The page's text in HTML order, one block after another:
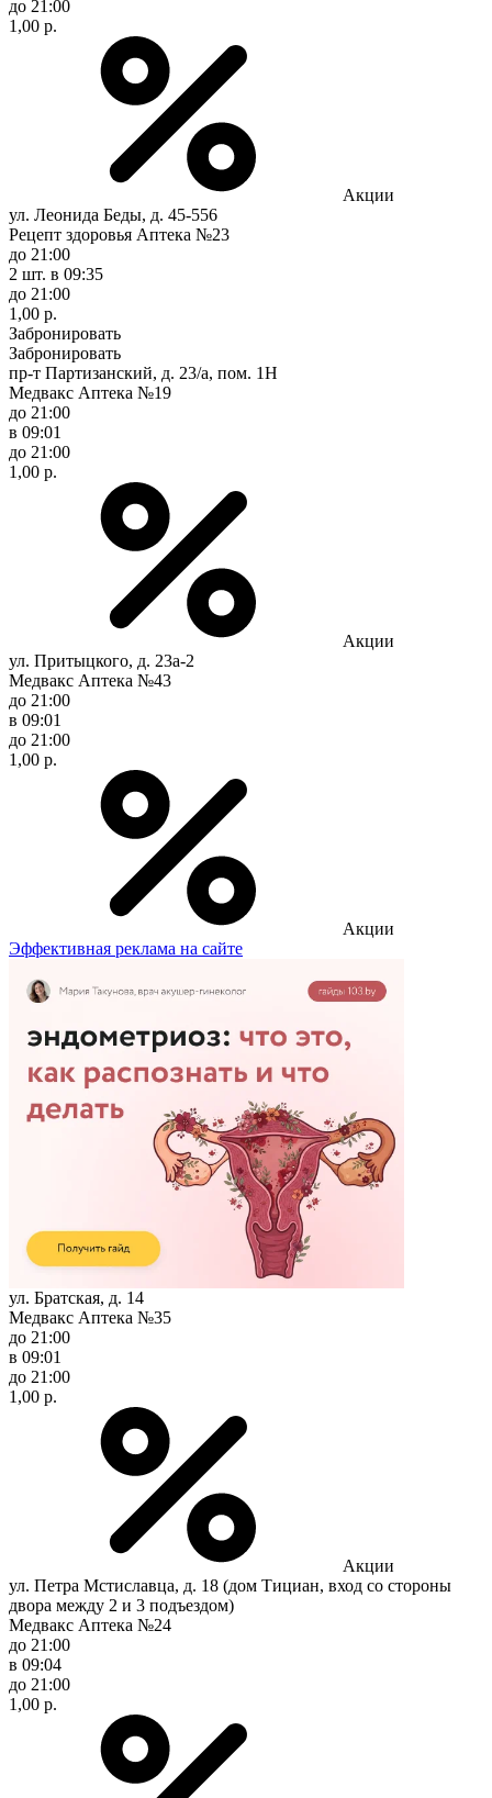
до 21:00
1,00 р.
Акции
ул. Леонида Беды, д. 45-556
Рецепт здоровья Аптека №23
до 21:00
2 шт. в 09:35
до 21:00
1,00 р.
Забронировать
Забронировать
пр-т Партизанский, д. 23/а, пом. 1Н
Медвакс Аптека №19
до 21:00
в 09:01
до 21:00
1,00 р.
Акции
ул. Притыцкого, д. 23а-2
Медвакс Аптека №43
до 21:00
в 09:01
до 21:00
1,00 р.
Акции
Эффективная реклама на сайте
ул. Братская, д. 14
Медвакс Аптека №35
до 21:00
в 09:01
до 21:00
1,00 р.
Акции
ул. Петра Мстиславца, д. 18 (дом Тициан, вход со стороны
двора между 2 и 3 подъездом)
Медвакс Аптека №24
до 21:00
в 09:04
до 21:00
1,00 р.